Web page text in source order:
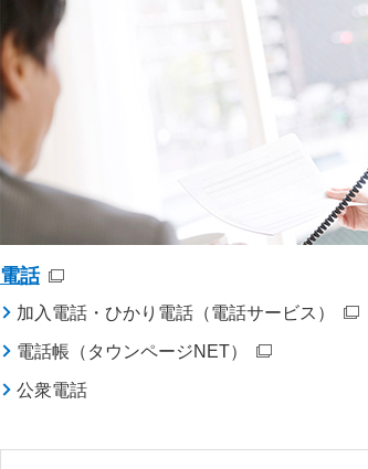
電話
加入電話・ひかり電話（電話サービス）
電話帳（タウンページNET）
公衆電話